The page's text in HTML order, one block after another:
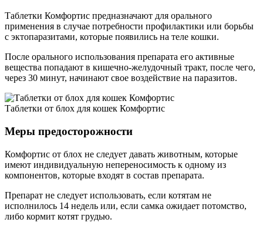
Таблетки Комфортис предназначают для орального
применения в случае потребности профилактики или борьбы
с эктопаразитами, которые появились на теле кошки.
После орального использования препарата его активные
вещества попадают в кишечно-желудочный тракт, после чего,
через 30 минут, начинают свое воздействие на паразитов.
Таблетки от блох для кошек Комфортис
Меры предосторожности
Комфортис от блох не следует давать животным, которые
имеют индивидуальную непереносимость к одному из
компонентов, которые входят в состав препарата.
Препарат не следует использовать, если котятам не
исполнилось 14 недель или, если самка ожидает потомство,
либо кормит котят грудью.